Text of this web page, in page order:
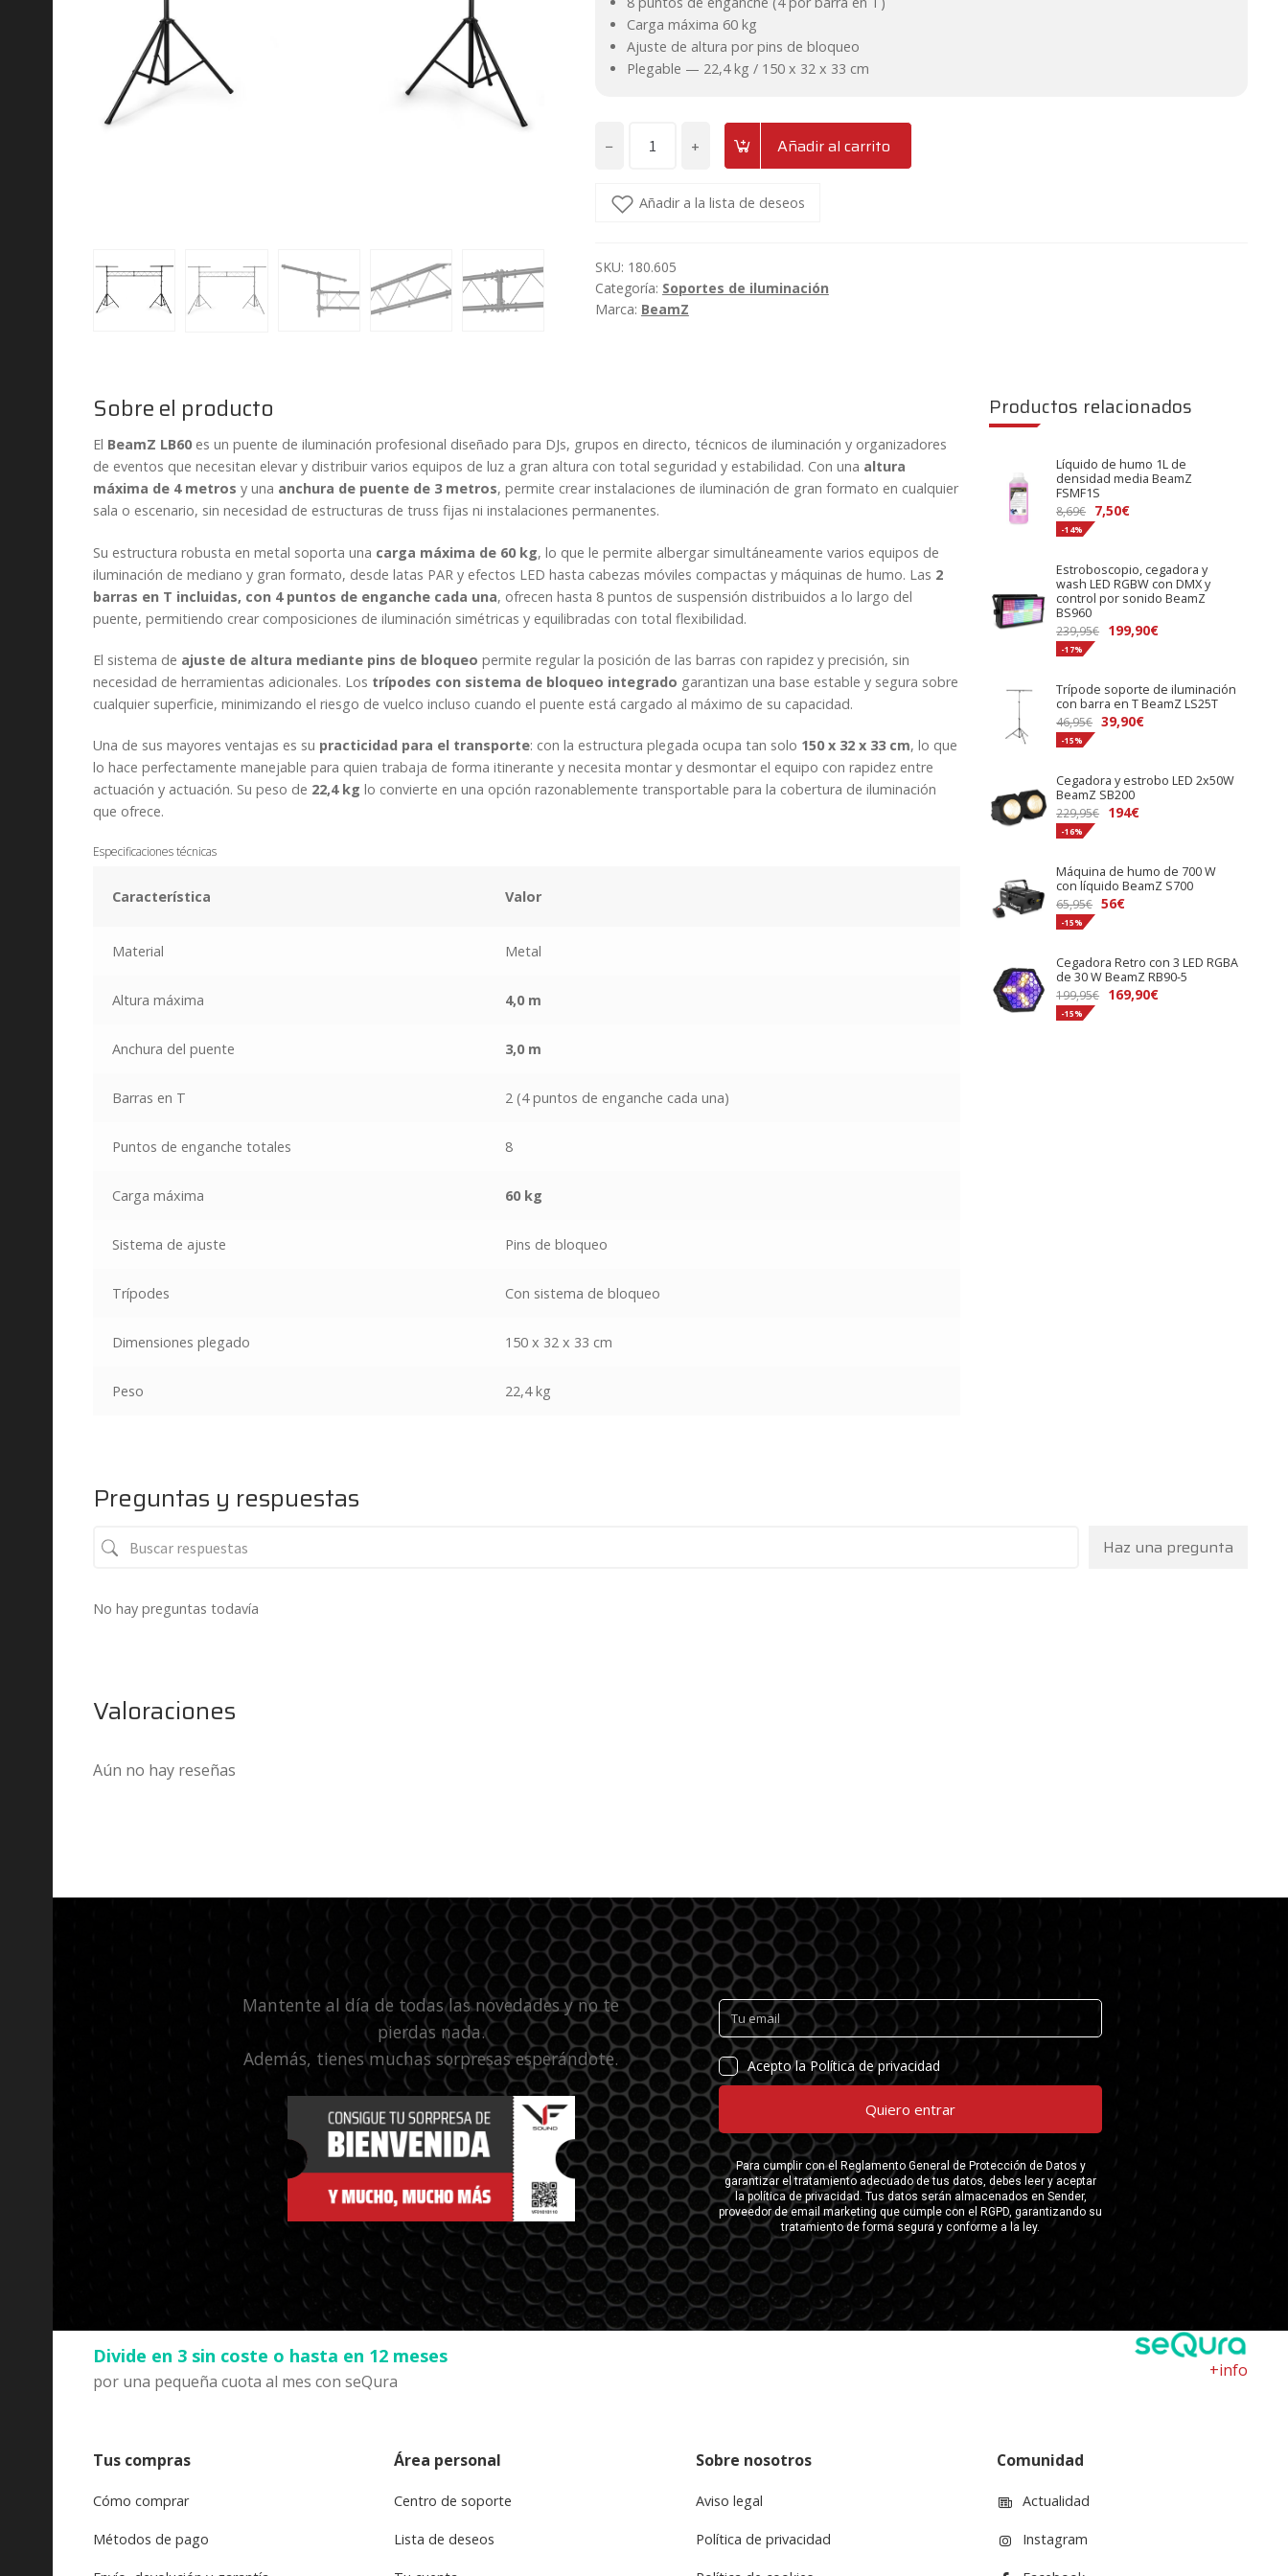
Carga máxima 60 kg
Ajuste de altura por pins de bloqueo
Plegable — 22,4 kg / 150 x 32 x 33 cm
−
iluminación
barras
en
+ Añadir al carrito
Añadir a la lista de deseos
SKU: 180.605
Categoría: Soportes de iluminación
Marca: BeamZ
Sobre el producto
El BeamZ LB60es un puente de iluminación profesional diseñado para DJs, grupos en directo, técnicos de iluminación y organizadores
de eventos que necesitan elevar y distribuir varios equipos de luz a gran altura con total seguridad y estabilidad. Con una altura
máxima de 4 metros y una anchura de puente de 3 metros, permite crear instalaciones de iluminación de gran formato en cualquier
sala o escenario, sin necesidad de estructuras de truss fijas ni instalaciones permanentes.
Su estructura robusta en metal soporta una carga máxima de 60 kg, lo que le permite albergar simultáneamente varios equipos de
iluminación de mediano y gran formato, desde latas PAR y efectos LED hasta cabezas móviles compactas y máquinas de humo. Las 2
barras en T incluidas, con 4 puntos de enganche cada una, ofrecen hasta 8 puntos de suspensión distribuidos a lo largo del
puente, permitiendo crear composiciones de iluminación simétricas y equilibradas con total flexibilidad.
El sistema de ajuste de altura mediante pins de bloqueo permite regular la posición de las barras con rapidez y precisión, sin
necesidad de herramientas adicionales. Los trípodes con sistema de bloqueo integrado garantizan una base estable y segura sobre
cualquier superficie, minimizando el riesgo de vuelco incluso cuando el puente está cargado al máximo de su capacidad.
Una de sus mayores ventajas es su practicidad para el transporte: con la estructura plegada ocupa tan solo 150 x 32 x 33 cm, lo que
lo hace perfectamente manejable para quien trabaja de forma itinerante y necesita montar y desmontar el equipo con rapidez entre
actuación y actuación. Su peso de 22,4 kg lo convierte en una opción razonablemente transportable para la cobertura de iluminación
que ofrece.
Especificaciones técnicas
Característica Valor
Material Metal
Altura máxima 4,0 m
Anchura del puente 3,0 m
Barras en T 2 (4 puntos de enganche cada una)
Puntos de enganche totales 8
Carga máxima 60 kg
Sistema de ajuste Pins de bloqueo
Trípodes Con sistema de bloqueo
Dimensiones plegado 150 x 32 x 33 cm
Peso 22,4 kg
Productos relacionados
Líquido de humo 1L de
densidad media BeamZ
FSMF1S
8,69€
El
precio
era:
8,69€.
7,50€El
es:
7,50€.
-14%
Estroboscopio, cegadora y
wash LED RGBW con DMX y
control por sonido BeamZ
BS960
239,95€
El
era:
239,95€.
199,90€El
es:
199,90€.
-17%
Trípode soporte de iluminación
con barra en T BeamZ LS25T
46,95€ El
era:
46,95€.
39,90€El
es:
-15%
Cegadora y estrobo LED 2x50W
BeamZ SB200
229,95€
El
era:
229,95€.
194€El
es:
194€.
-16%
Máquina de humo de 700 W
con líquido BeamZ S700
65,95€ El
era:
65,95€.
56€El
es:
56€.
-15%
Cegadora Retro con 3 LED RGBA
de 30 W BeamZ RB90-5
199,95€
El
169,90€El
-15%
Preguntas y respuestas
Haz una pregunta
No hay preguntas todavía
Valoraciones
Aún no hay reseñas
Mantente al día de todas las novedades y no te
pierdas nada.
Además, tienes muchas sorpresas esperándote.
Divide en 3 sin coste o hasta en 12 meses
por una pequeña cuota al mes con seQura
+info
Tus compras
Cómo comprar
Métodos de pago
Área personal
Centro de soporte
Lista de deseos
Sobre nosotros
Aviso legal
Política de privacidad
Comunidad
Actualidad
Instagram